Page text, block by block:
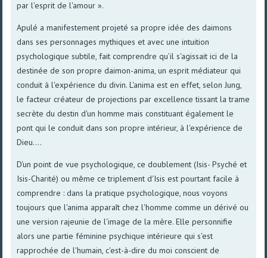
par l'esprit de l'amour ».
Apulé a manifestement projeté sa propre idée des daimons
dans ses personnages mythiques et avec une intuition
psychologique subtile, fait comprendre qu'il s'agissait ici de la
destinée de son propre daimon-anima, un esprit médiateur qui
conduit à l'expérience du divin. L'anima est en effet, selon Jung,
le facteur créateur de projections par excellence tissant la trame
secrète du destin d'un homme mais constituant également le
pont qui le conduit dans son propre intérieur, à l'expérience de
Dieu....
D'un point de vue psychologique, ce doublement (Isis- Psyché et
Isis-Charité) ou même ce triplement d'Isis est pourtant facile à
comprendre : dans la pratique psychologique, nous voyons
toujours que l'anima apparaît chez l'homme comme un dérivé ou
une version rajeunie de l'image de la mère. Elle personnifie
alors une partie féminine psychique intérieure qui s'est
rapprochée de l'humain, c'est-à-dire du moi conscient de